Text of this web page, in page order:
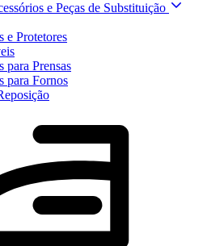
e Peças de Substituição
e Protetores
para Prensas
para Fornos